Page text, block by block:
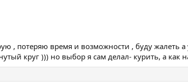
, потеряю время и возможности , буду жалеть
круг ))) но выбор я сам делал- курить, а как